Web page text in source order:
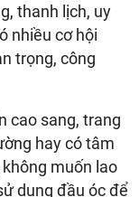
thanh lịch, uy
nhiều cơ hội
trọng, công
cao sang, trang
hay có tâm
muốn lao
dụng đầu óc để